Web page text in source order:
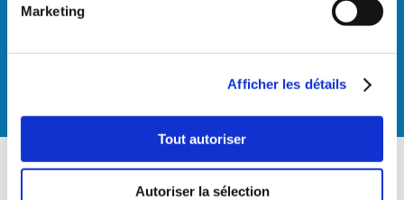
Marketing
Afficher les détails
Tout autoriser
Autoriser la sélection
CONTACT